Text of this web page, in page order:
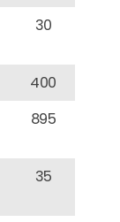
30
400
895
35